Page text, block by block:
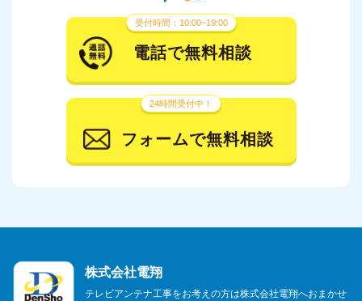
受付時間：10:00~19:00
電話で無料相談
24時間受付中！
フォームで無料相談
株式会社電翔
テレビアンテナ工事をお考えの方は株式会社電翔へおまかせ